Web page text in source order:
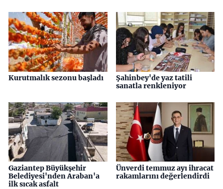
Kurutmalık sezonu başladı
Şahinbey'de yaz tatili
sanatla renkleniyor
Gaziantep Büyükşehir
Belediyesi'nden Araban'a
ilk sıcak asfalt
Ünverdi temmuz ayı ihracat
rakamlarını değerlendirdi